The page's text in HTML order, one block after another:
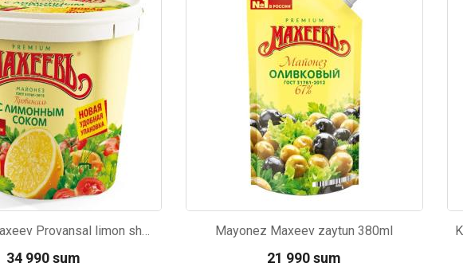
Mayonez Maxeev Provansal limon sharbati bilan 800ml
34 990 sum
Mayonez Maxeev zaytun 380ml
21 990 sum